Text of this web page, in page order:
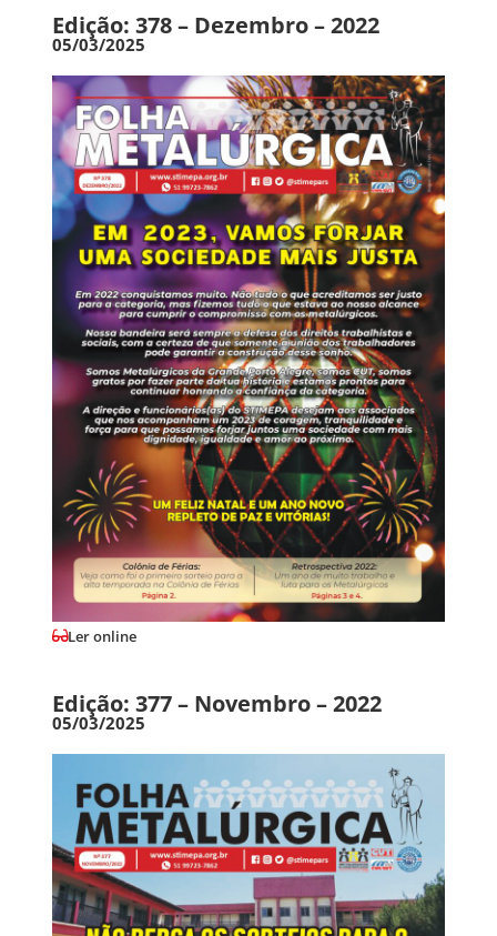
Edição: 378 – Dezembro – 2022
05/03/2025
Ler online
Edição: 377 – Novembro – 2022
05/03/2025